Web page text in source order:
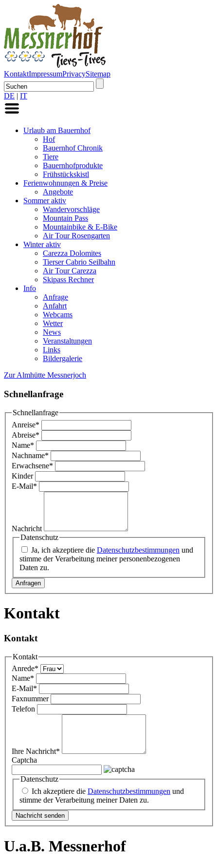
KontaktImpressumPrivacySitemap
DE | IT
Urlaub am Bauernhof
Hof
Bauernhof Chronik
Tiere
Bauernhofprodukte
Frühstückskistl
Ferienwohnungen & Preise
Angebote
Sommer aktiv
Wandervorschläge
Mountain Pass
Mountainbike & E-Bike
Air Tour Rosengarten
Winter aktiv
Carezza Dolomites
Tierser Cabrio Seilbahn
Air Tour Carezza
Skipass Rechner
Info
Anfrage
Anfahrt
Webcams
Wetter
News
Veranstaltungen
Links
Bildergalerie
Zur Almhütte Messnerjoch
Schnellanfrage
Schnellanfrage
Anreise*
Abreise*
Name*
Nachname*
Erwachsene*
Kinder
E-Mail*
Nachricht
Datenschutz
Ja, ich akzeptiere die Datenschutzbestimmungen und
stimme der Verarbeitung meiner personenbezogenen
Daten zu.
Kontakt
Kontakt
Kontakt
Anrede*
Name*
E-Mail*
Faxnummer
Telefon
Ihre Nachricht*
Captcha
Datenschutz
Ich akzeptiere die Datenschutzbestimmungen und
stimme der Verarbeitung meiner Daten zu.
U.a.B. Messnerhof